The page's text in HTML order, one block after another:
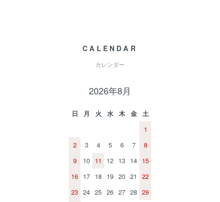
CALENDAR
カレンダー
2026年8月
日 月 火 水 木 金
土
1
2
3 4 5 6 7
8
9
10 11 12 13 14 15
16 17 18 19 20 21
22
23 24 25 26 27 28 29